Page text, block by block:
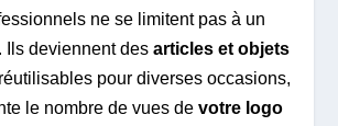
ne se limitent pas à un
Ils deviennent desarticles et objets
réutilisables pour diverses occasions,
le nombre de vues devotre logo